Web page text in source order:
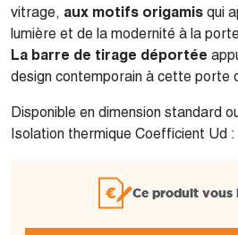
vitrage, aux motifs origamis qui
lumière et de la modernité à la
La barre de tirage déportée
design contemporain à cette porte
Disponible en dimension standard
Isolation thermique Coefficient Ud :
Ce produit vous